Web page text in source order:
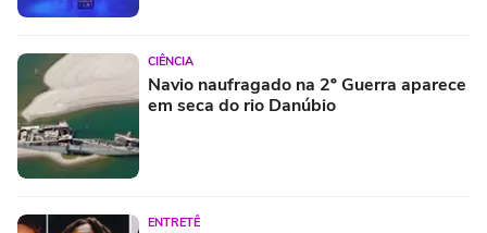
CIÊNCIA
Navio naufragado na 2º Guerra aparece
em seca do rio Danúbio
ENTRETÊ